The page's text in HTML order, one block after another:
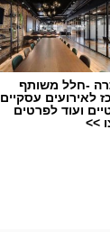
-חלל משותף
לאירועים עסקיים
ועוד לפרטים
>>